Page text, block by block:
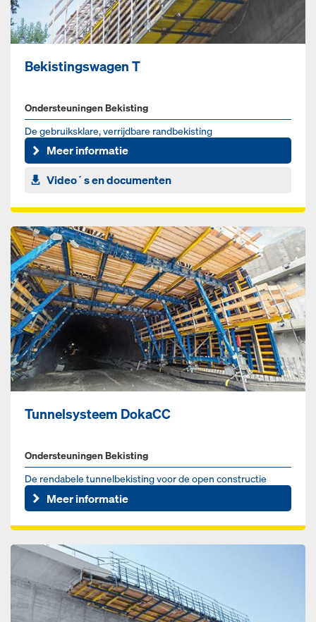
Bekistingswagen T
Ondersteuningen Bekisting
De gebruiksklare, verrijdbare randbekisting
Meer informatie
Video´s en documenten
Tunnelsysteem DokaCC
Ondersteuningen Bekisting
De rendabele tunnelbekisting voor de open constructie
Meer informatie